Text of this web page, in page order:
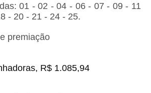
01 - 02 - 04 - 06 - 07 - 09 - 11
- 20 - 21 - 24 - 25.
premiação
R$ 1.085,94